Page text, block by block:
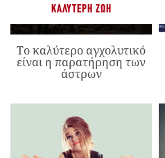
ΚΑΛΎΤΕΡΗ ΖΩΉ
Το καλύτερο αγχολυτικό
είναι η παρατήρηση των
άστρων